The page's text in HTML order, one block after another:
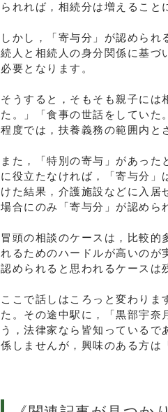
られれば，相続分は増えること
しかし，「寄与分」が認めら
続人と相続人の身分関係に基づ
必要となります。
そうすると，そもそも親子には
た。」「食事の世話をしていた
程度では，扶養義務の範囲内と
また，「特別の寄与」があっ
に役立たなければ，「寄与分」
けた結果，介護施設などに入居
場合にのみ「寄与分」が認めら
冒頭の相談のケースは，比較的
れるためのハードルが高いのが
認められると思われるケースは
ここで話しはころっと変わりま
た。その途中駅に，「黒部宇奈
う，法律家なら皆知っているで
係しませんが，興味のある方は